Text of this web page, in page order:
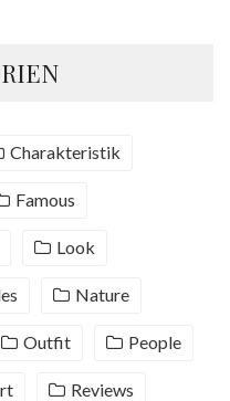
Charakteristik
Famous
Look
Nature
Outfit People
Reviews